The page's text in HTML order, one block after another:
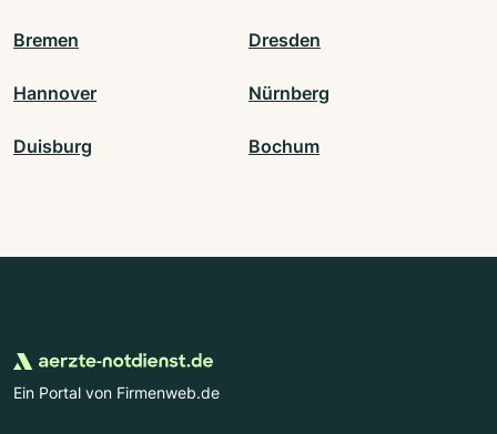
Bremen Dresden
Hannover Nürnberg
Duisburg Bochum
Ein Portal von Firmenweb.de